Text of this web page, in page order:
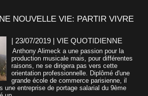
NOUVELLE VIE: PARTIR VIVRE
| 23/07/2019 | VIE QUOTIDIENNE
Anthony Alimeck a une passion pour la
production musicale mais, pour différentes
raisons, ne se dirigera pas vers cette
orientation professionnelle. Diplômé d'une
grande école de commerce parisienne, il
une entreprise de portage salarial du 9ème